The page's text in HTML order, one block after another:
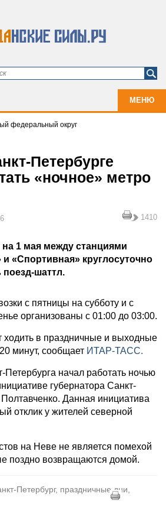
МЕНЮ
федеральный округ
Петербурге
«ночное» метро
1410
на 1 мая между станциями
«Спортивная» круглосуточно
поезд-шаттл.
с пятницы на субботу и с
организованы с 01:00 до 03:00.
ходить в праздничные и выходные
минут, сообщает ИТАР-ТАСС.
Петербурга начал работать ночью
губернатора Санкт-
Полтавченко. Данная инициатива
отклик у жителей северной
на Неве не является помехой
поздно возвращаются домой.
Петербург, праздничные дни,